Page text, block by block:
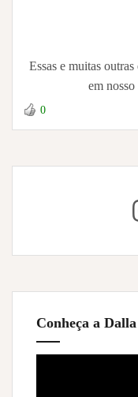
Essas e muitas
em
0
Conheça a